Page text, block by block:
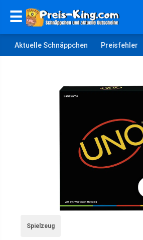
☰
Aktuelle Schnäppchen Preisfehler
Spielzeug